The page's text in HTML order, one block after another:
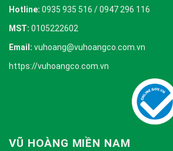
Hotline: 0935 935 516 / 0947 296 116
MST: 0105222602
Email: vuhoang@vuhoangco.com.vn
https://vuhoangco.com.vn
VŨ HOÀNG MIỀN NAM